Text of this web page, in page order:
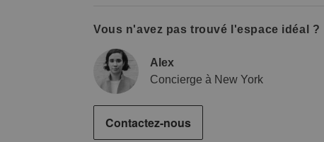
Vous n'avez pas trouvé l'espace idéal ?
Alex
Concierge à New York
Contactez-nous